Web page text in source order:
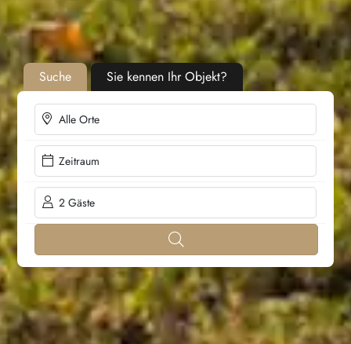
Suche
Sie kennen Ihr Objekt?
Alle Orte
Zeitraum
2 Gäste